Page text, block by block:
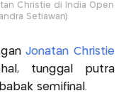
Christie di India Open
Setiawan)
Jonatan Christie
tunggal putra
semifinal.